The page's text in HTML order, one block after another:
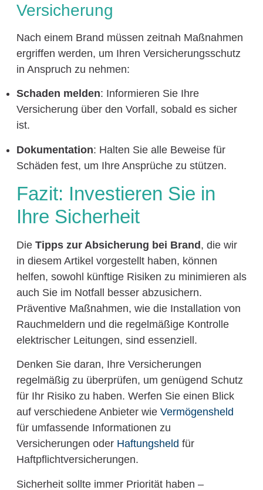
Versicherung
Nach einem Brand müssen zeitnah Maßnahmen
ergriffen werden, um Ihren Versicherungsschutz
in Anspruch zu nehmen:
Schaden melden: Informieren Sie Ihre
Versicherung über den Vorfall, sobald es sicher
ist.
Dokumentation: Halten Sie alle Beweise für
Schäden fest, um Ihre Ansprüche zu stützen.
Fazit: Investieren Sie in
Ihre Sicherheit
Die Tipps zur Absicherung bei Brand , die wir
in diesem Artikel vorgestellt haben, können
helfen, sowohl künftige Risiken zu minimieren als
auch Sie im Notfall besser abzusichern.
Präventive Maßnahmen, wie die Installation von
Rauchmeldern und die regelmäßige Kontrolle
elektrischer Leitungen, sind essenziell.
Denken Sie daran, Ihre Versicherungen
regelmäßig zu überprüfen, um genügend Schutz
für Ihr Risiko zu haben. Werfen Sie einen Blick
auf verschiedene Anbieter wie Vermögensheld
für umfassende Informationen zu
Versicherungen oder Haftungsheld für
Haftpflichtversicherungen.
Sicherheit sollte immer Priorität haben –